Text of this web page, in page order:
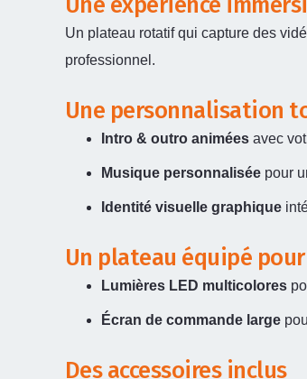
Un plateau rotatif qui capture des
professionnel.
Une personnalisation
Intro & outro animées avec
Musique personnalisée pour
Identité visuelle graphique
Un plateau équipé
Lumières LED multicolores
Écran de commande large
Des accessoires inclus